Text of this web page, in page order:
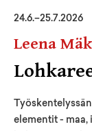
24.6.–25.7.2026
Leena
elementit - maa,